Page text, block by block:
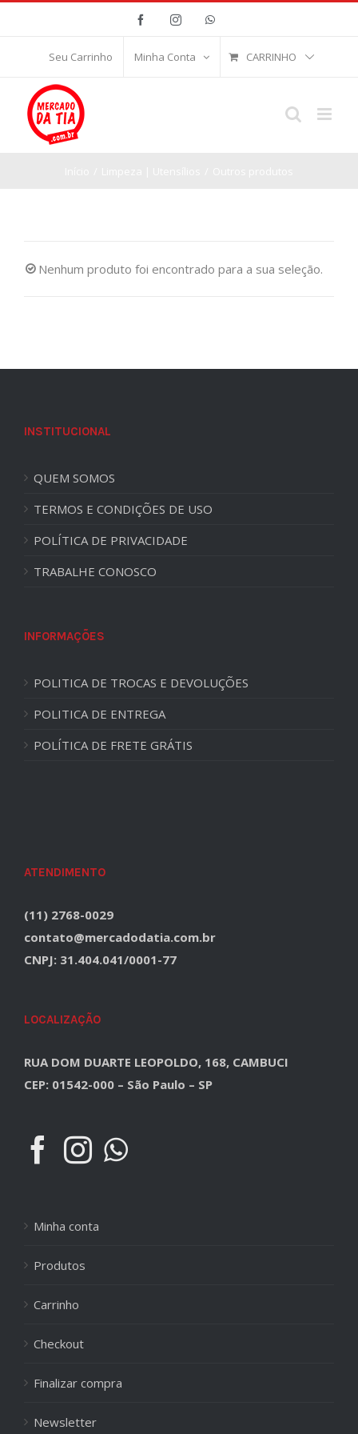
FacebookInstagramWhatsApp
Seu Carrinho Minha Conta CARRINHO
Nenhum produto foi encontrado para a sua seleção.
INSTITUCIONAL
QUEM SOMOS
TERMOS E CONDIÇÕES DE USO
POLÍTICA DE PRIVACIDADE
TRABALHE CONOSCO
INFORMAÇÕES
POLITICA DE TROCAS E DEVOLUÇÕES
POLITICA DE ENTREGA
POLÍTICA DE FRETE GRÁTIS
ATENDIMENTO
(11) 2768-0029
contato@mercadodatia.com.br
CNPJ: 31.404.041/0001-77
LOCALIZAÇÃO
RUA DOM DUARTE LEOPOLDO, 168, CAMBUCI
CEP: 01542-000 – São Paulo – SP
Minha conta
Produtos
Carrinho
Checkout
Finalizar compra
Newsletter